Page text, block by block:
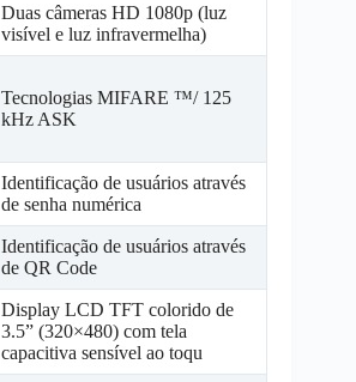
Duas câmeras HD 1080p (luz
visível e luz infravermelha)
Tecnologias MIFARE ™/ 125
kHz ASK
Identificação de usuários através
de senha numérica
Identificação de usuários através
de QR Code
Display LCD TFT colorido de
3.5” (320×480) com tela
capacitiva sensível ao toqu